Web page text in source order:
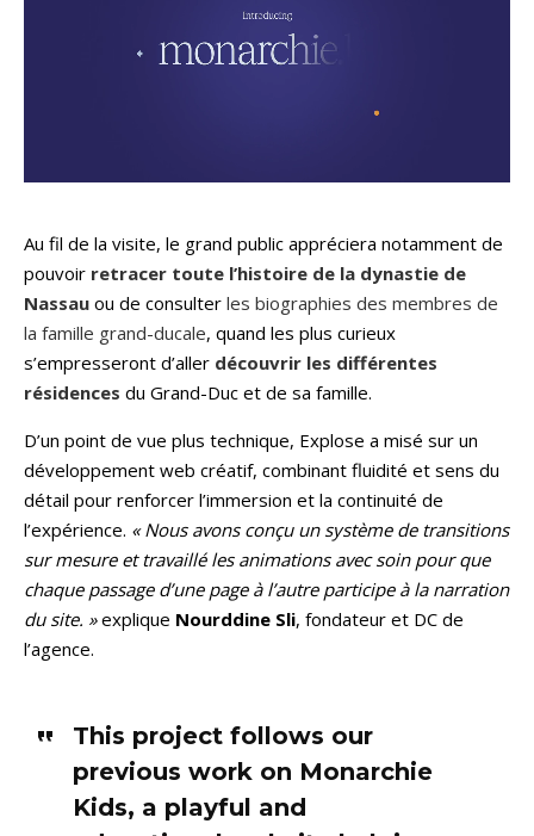
Au fil de la visite, le grand public appréciera notamment de
pouvoir retracer toute l’histoire de la dynastie de
Nassau ou de consulter les biographies des membres de
la famille grand-ducale, quand les plus curieux
s’empresseront d’aller découvrir les différentes
résidences du Grand-Duc et de sa famille.
D’un point de vue plus technique, Explose a misé sur un
développement web créatif, combinant fluidité et sens du
détail pour renforcer l’immersion et la continuité de
l’expérience. « Nous avons conçu un système de transitions
sur mesure et travaillé les animations avec soin pour que
chaque passage d’une page à l’autre participe à la narration
du site. »explique Nourddine Sli, fondateur et DC de
l’agence.
This project follows our
previous work on Monarchie
Kids, a playful and